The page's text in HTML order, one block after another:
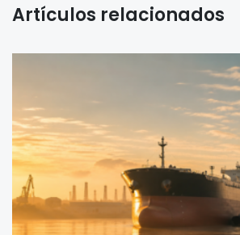
Artículos relacionados